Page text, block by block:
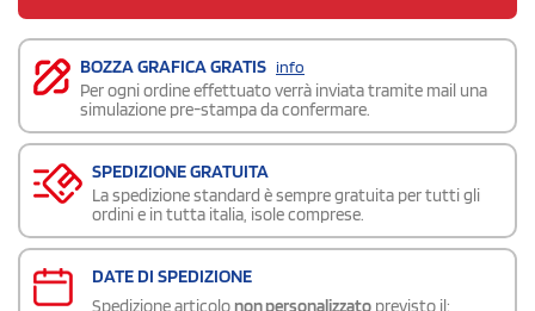
BOZZA GRAFICA GRATIS info
Per ogni ordine effettuato verrà inviata tramite mail una
simulazione pre-stampa da confermare.
SPEDIZIONE GRATUITA
La spedizione standard è sempre gratuita per tutti gli
ordini e in tutta italia, isole comprese.
DATE DI SPEDIZIONE
Spedizione articolo non personalizzato previsto il: